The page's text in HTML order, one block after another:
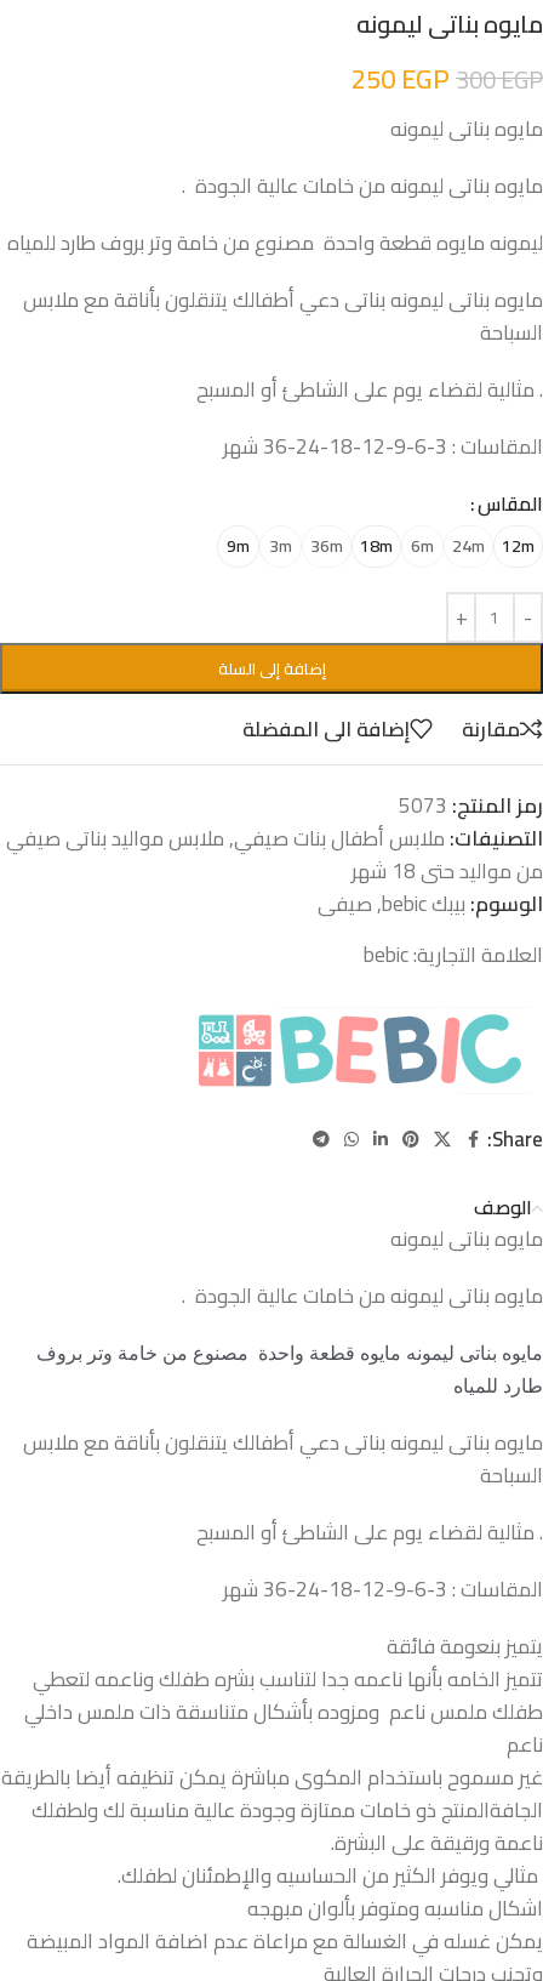
مايوه بناتى ليمونه
300EGP
250EGP
مايوه بناتى ليمونه
مايوه بناتى ليمونه من خامات عالية الجودة .
ليمونه مايوه قطعة واحدة مصنوع من خامة وتر بروف طارد للمياه
مايوه بناتى ليمونه بناتى دعي أطفالك يتنقلون بأناقة مع ملابس
السباحة
. مثالية لقضاء يوم على الشاطئ أو المسبح
المقاسات : 3-6-9-12-18-24-36 شهر
المقاس
12m
24m
6m
18m
36m
3m
9m
إضافة إلى السلة
مقارنة
إضافة الى المفضلة
رمز المنتج: 5073
التصنيفات:ملابس أطفال بنات صيفي,ملابس مواليد بناتى صيفي
من مواليد حتى 18 شهر
الوسوم:بيبك bebic ,صيفى
العلامة التجارية:bebic
Share:
الوصف
مايوه بناتى ليمونه
مايوه بناتى ليمونه من خامات عالية الجودة .
مايوه بناتى ليمونه مايوه قطعة واحدة مصنوع من خامة وتر بروف
طارد للمياه
مايوه بناتى ليمونه بناتى دعي أطفالك يتنقلون بأناقة مع ملابس
السباحة
. مثالية لقضاء يوم على الشاطئ أو المسبح
المقاسات : 3-6-9-12-18-24-36 شهر
يتميز بنعومة فائقة
تتميز الخامه بأنها ناعمه جدا لتناسب بشره طفلك وناعمه لتعطي
طفلك ملمس ناعم ومزوده بأشكال متناسقة ذات ملمس داخلي
ناعم
غير مسموح باستخدام المكوى مباشرة يمكن تنظيفه أيضا بالطريقة
الجافةالمنتج ذو خامات ممتازة وجودة عالية مناسبة لك ولطفلك
ناعمة ورقيقة على البشرة.
مثالي ويوفر الكثير من الحساسيه والإطمئنان لطفلك.
اشكال مناسبه ومتوفر بألوان مبهجه
يمكن غسله في الغسالة مع مراعاة عدم اضافة المواد المبيضة